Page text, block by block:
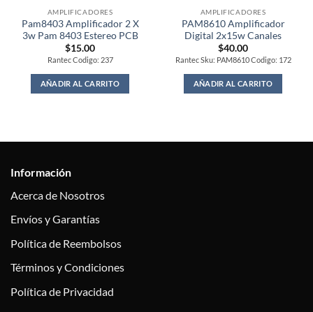
AMPLIFICADORES
Pam8403 Amplificador 2 X
3w Pam 8403 Estereo PCB
$15.00
Rantec Codigo: 237
AÑADIR AL CARRITO
AMPLIFICADORES
PAM8610 Amplificador
Digital 2x15w Canales
$40.00
Rantec Sku: PAM8610 Codigo: 172
AÑADIR AL CARRITO
Información
Acerca de Nosotros
Envíos y Garantías
Política de Reembolsos
Términos y Condiciones
Política de Privacidad